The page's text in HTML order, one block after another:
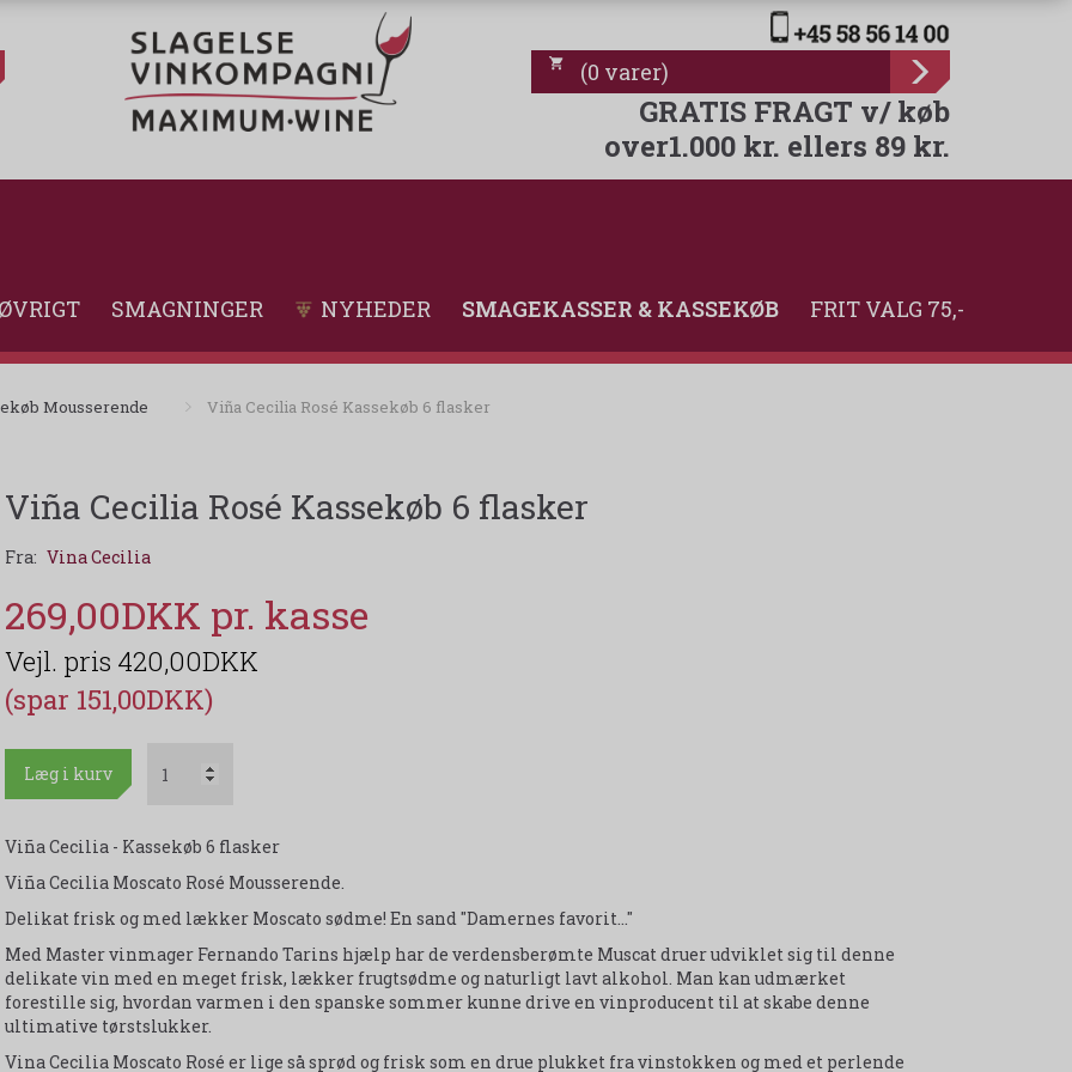
(0 varer)
GRATIS FRAGT v/ køb
over1.000 kr. ellers 89 kr.
SMAGNINGER NYHEDER SMAGEKASSER & KASSEKØB FRIT VALG 75,-
Mousserende Viña Cecilia Rosé Kassekøb 6 flasker
Viña Cecilia Rosé Kassekøb 6 flasker
Fra: Vina Cecilia
269,00DKK
420,00DKK
(spar 151,00DKK)
Læg i kurv
Viña Cecilia - Kassekøb 6 flasker
Viña Cecilia Moscato Rosé Mousserende.
Delikat frisk og med lækker Moscato sødme! En sand "Damernes favorit..."
Med Master vinmager Fernando Tarins hjælp har de verdensberømte Muscat druer udviklet sig til denne
delikate vin med en meget frisk, lækker frugtsødme og naturligt lavt alkohol. Man kan udmærket
forestille sig, hvordan varmen i den spanske sommer kunne drive en vinproducent til at skabe denne
ultimative tørstslukker.
Vina Cecilia Moscato Rosé er lige så sprød og frisk som en drue plukket fra vinstokken og med et perlende